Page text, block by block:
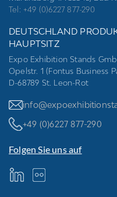
Tel: +49 (0)6227 877-290
DEUTSCHLAND
HAUPTSITZ
Expo Exhibition Stands
Opelstr. 1 (Fontus Business
D-68789 St. Leon-Rot
+49 (0)6227 877-290
Folgen Sie uns auf